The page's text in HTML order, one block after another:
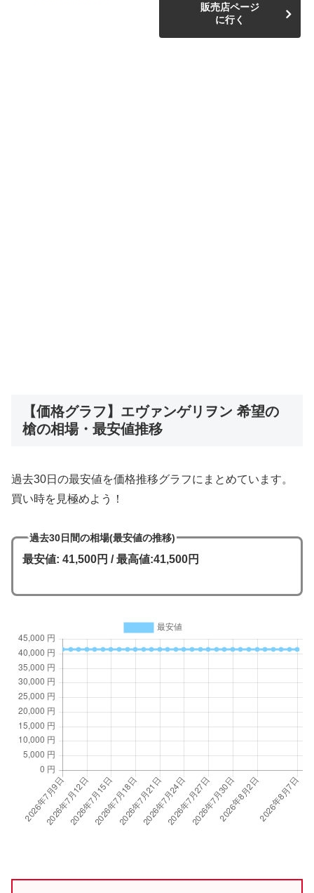
販売店ページ
に行く
【価格グラフ】エヴァンゲリヲン 希望の
槍の相場・最安値推移
過去30日の最安値を価格推移グラフにまとめています。
買い時を見極めよう！
過去30日間の相場(最安値の推移)
最安値: 41,500円 / 最高値:41,500円